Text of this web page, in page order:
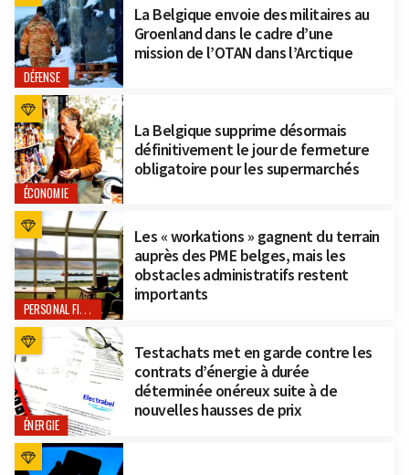
DÉFENSE
La Belgique envoie des militaires au
Groenland dans le cadre d’une
mission de l’OTAN dans l’Arctique
ÉCONOMIE
La Belgique supprime désormais
définitivement le jour de fermeture
obligatoire pour les supermarchés
PERSONAL FINANCE
Les « workations » gagnent du terrain
auprès des PME belges, mais les
obstacles administratifs restent
importants
ÉNERGIE
Testachats met en garde contre les
contrats d’énergie à durée
déterminée onéreux suite à de
nouvelles hausses de prix